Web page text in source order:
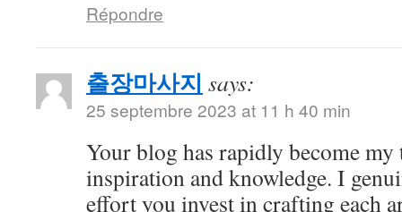
Répondre
출장마사지 says:
25 septembre 2023 at 11 h 40 min
Your blog has rapidly become
inspiration and knowledge. I
effort you invest in crafting each